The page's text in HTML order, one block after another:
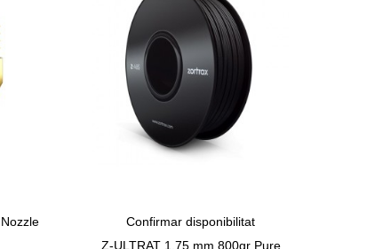
View More
Confirmar disponibilitat
Z-ULTRAT 1.75 mm 800gr Pure